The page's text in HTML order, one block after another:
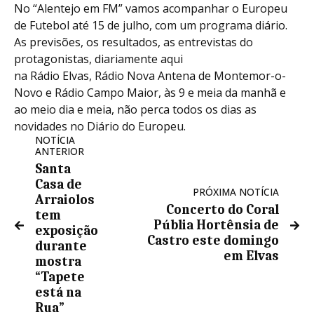
No “Alentejo em FM” vamos acompanhar o Europeu
de Futebol até 15 de julho, com um programa diário.
As previsões, os resultados, as entrevistas do
protagonistas, diariamente aqui
na Rádio Elvas, Rádio Nova Antena de Montemor-o-
Novo e Rádio Campo Maior, às 9 e meia da manhã e
ao meio dia e meia, não perca todos os dias as
novidades no Diário do Europeu.
NOTÍCIA
ANTERIOR
Santa
Casa de
Arraiolos
tem
exposição
durante
mostra
“Tapete
está na
Rua”
PRÓXIMA NOTÍCIA
Concerto do Coral
Públia Hortênsia de
Castro este domingo
em Elvas